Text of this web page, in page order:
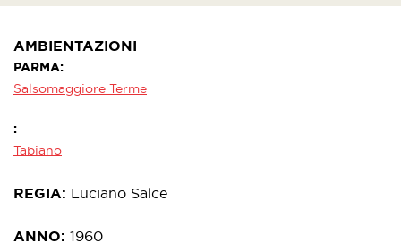
AMBIENTAZIONI
PARMA
Salsomaggiore Terme
Tabiano
REGIA Luciano Salce
ANNO 1960